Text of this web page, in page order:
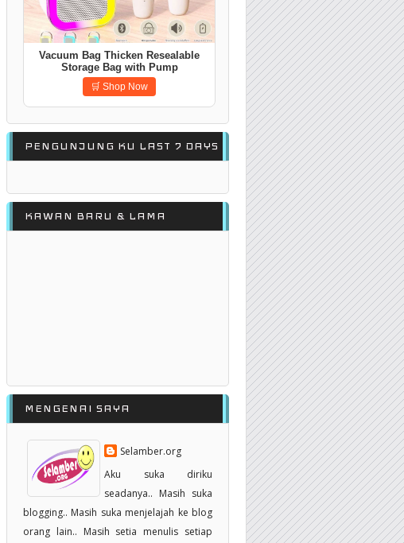
Vacuum Bag Thicken Resealable
Storage Bag with Pump
Compressbag
🛒 Shop Now
PENGUNJUNG KU LAST 7 DAYS
KAWAN BARU & LAMA
MENGENAI SAYA
Selamber.org
Aku suka diriku
seadanya.. Masih suka
blogging.. Masih suka menjelajah ke blog
orang lain.. Masih setia menulis setiap